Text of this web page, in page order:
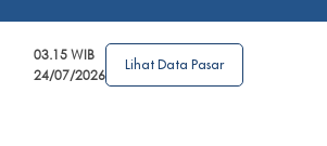
AGRO
4
2.63%
AGRS
62
0%
03.15 WIB
24/07/2026
Lihat Data Pasar